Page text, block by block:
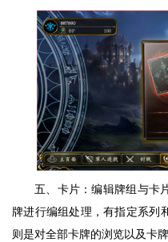
五、卡片：编辑牌组与卡
牌进行编组处理，有指定系列
则是对全部卡牌的浏览以及卡牌